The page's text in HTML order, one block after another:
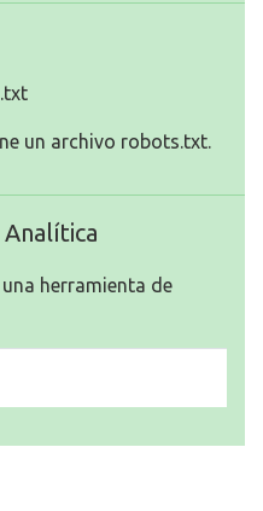
un archivo robots.txt.
herramienta de